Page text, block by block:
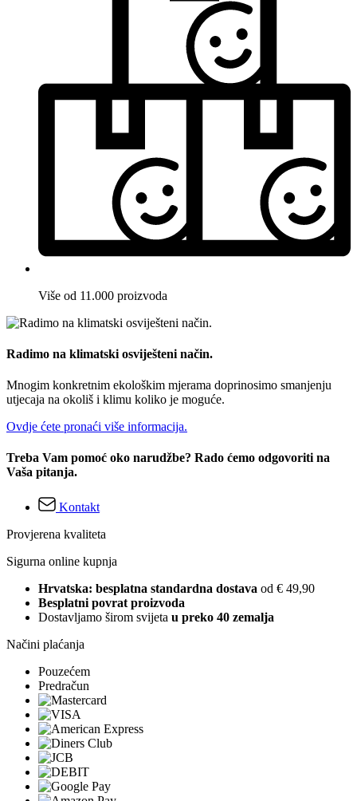
Više od 11.000 proizvoda
Radimo na klimatski osviješteni način.
Mnogim konkretnim ekološkim mjerama doprinosimo smanjenju
utjecaja na okoliš i klimu koliko je moguće.
Ovdje ćete pronaći više informacija.
Treba Vam pomoć oko narudžbe? Rado ćemo odgovoriti na
Vaša pitanja.
Kontakt
Provjerena kvaliteta
Sigurna online kupnja
Hrvatska: besplatna standardna dostava od € 49,90
Besplatni povrat proizvoda
Dostavljamo širom svijeta u preko 40 zemalja
Načini plaćanja
Pouzećem
Predračun